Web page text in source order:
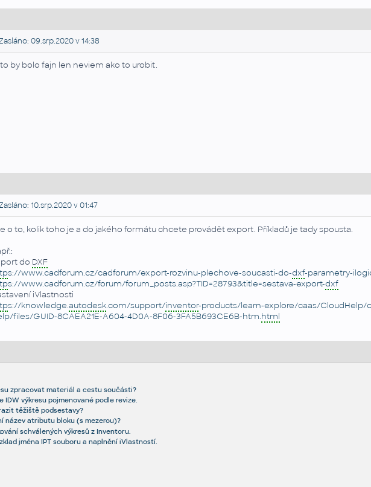
09.srp.2020 v 14:38
by bolo fajn len neviem ako to urobit.
10.srp.2020 v 01:47
o to, kolik toho je a do jakého formátu chcete provádět export. Příkladů je tady spousta.
do DXF
s://www.cadforum.cz/cadforum/export-rozvinu-plechove-soucasti-do-dxf-parametry-
s://www.cadforum.cz/forum/forum_posts.asp?TID=28793&title=sestava-export-dxf
iVlastnosti
s://knowledge.autodesk.com/support/inventor-products/learn-explore/caas/CloudHelp/
files/GUID-8CAEA21E-A604-4D0A-8F06-3FA5B693CE6B-htm.html
zpracovat materiál a cestu součásti?
IDW výkresu pojmenované podle revize.
těžiště podsestavy?
název atributu bloku (s mezerou)?
schválených výkresů z Inventoru.
jména IPT souboru a naplnění iVlastností.